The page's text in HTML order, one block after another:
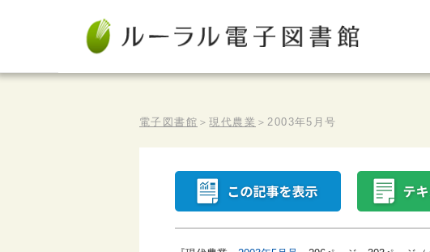
電子図書館 ＞現代農業 ＞2003年5月号